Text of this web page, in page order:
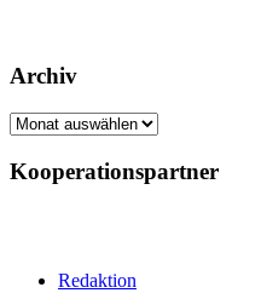
Archiv
Archiv
Kooperationspartner
Redaktion